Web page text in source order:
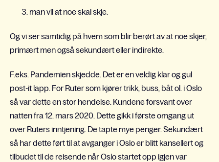
man vil at noe skal skje.
Og vi ser samtidig på hvem som blir berørt av at noe skjer,
primært men også sekundærteller indirekte.
F.eks. Pandemien skjedde. Det er en veldig klar og gul
post-it lapp. For Ruter som kjører trikk, buss, båt ol. i Oslo
såvar dette en stor hendelse. Kundene forsvant over
natten fra 12. mars 2020. Dette gikk i første omgang ut
over Ruters inntjening. De tapte mye penger. Sekundært
så har dette ført til at avganger i Oslo er blitt kansellert og
tilbudet til de reisende når Oslo startet opp igjen var